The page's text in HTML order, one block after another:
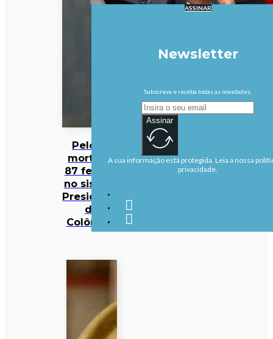
Pelo 111
mortos e
87 feridos
no sismo –
Presidente
da
Colômbia
ASSINAR
Newsletter
Subscreva e receba todas as novidades.
Assinar
A sua informação está protegida. Leia a nossa
privacidade.